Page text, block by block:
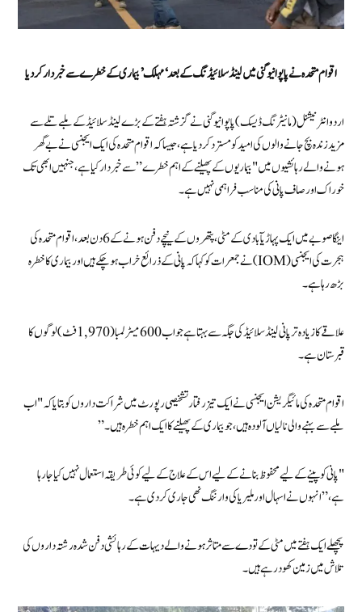
اقوام متحدہ نے پاپوا نیو گنی میں لینڈ سلائیڈنگ کے بعد ‘مہلک’ بیماری کے خطرے سے خبردار کردیا
اردو انٹرنیشنل (مانیٹرنگ ڈیسک) پاپوا نیو گنی نے گزشتہ ہفتے کے بڑے لینڈ سلائیڈ کے ملبے تلے سے
مزید زندہ بچ جانے والوں کی امید کو مسترد کر دیا ہے، جیسا کہ اقوام متحدہ کی ایک ایجنسی نے بے گھر
ہونے والے رہائشیوں میں "بیماریوں کے پھیلنے کے اہم خطرے” سے خبردار کیا ہے، جنہیں ابھی تک
خوراک اور صاف پانی کی مناسب فراہمی نہیں ہے۔
اینگا صوبے میں ایک پہاڑیآبادی کے مٹی، پتھروں کے نیچے دفن ہونے کے 6 دن بعد، اقوام متحدہ کی
ہجرت کی ایجنسی (IOM) نے جمعرات کو کہا کہ پانی کے ذرائع خراب ہو چکے ہیں اور بیماری کا خطرہ
بڑھ رہا ہے۔
علاقے کا زیادہ تر پانی لینڈ سلائیڈ کی جگہ سے بہتا ہے جو اب 600 میٹر لمبا (1,970 فٹ) لوگوں کا
قبرستان ہے۔
اقوام متحدہ کی مائیگریشن ایجنسی نے ایک تیز رفتار تشخیصی رپورٹ میں شراکت داروں کو بتایا کہ "اب
ملبے سے بہنے والی نالیاں آلودہ ہیں، جو بیماری کے پھیلنے کا ایک اہم خطرہ ہیں۔”
"پانی کو پینے کے لیے محفوظ بنانے کے لیے اس کے علاج کے لیے کوئی طریقہ استعمال نہیں کیا جا رہا
ہے،” انہوں نے اسہال اور ملیریا کی وارننگ نھی جاری کردی ہے۔
پچھلے ایک ہفتے میں مٹی کے تودے سے متاثر ہونے والے دیہات کے رہائشی دفن شدہ رشتہ داروں کی
تلاش میں زمین کھود رہے ہیں۔